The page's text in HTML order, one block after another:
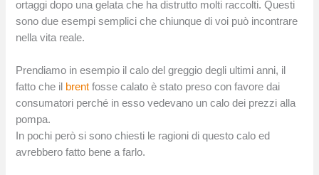
ortaggi dopo una gelata che ha distrutto molti raccolti. Questi
sono due esempi semplici che chiunque di voi può incontrare
nella vita reale.
Prendiamo in esempio il calo del greggio degli ultimi anni, il
fatto che il brent fosse calato è stato preso con favore dai
consumatori perché in esso vedevano un calo dei prezzi alla
pompa.
In pochi però si sono chiesti le ragioni di questo calo ed
avrebbero fatto bene a farlo.